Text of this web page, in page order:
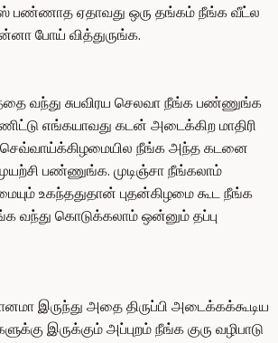
பண்ணாத ஏதாவது ஒரு தங்கம் நீங்க வீட்ல
போய் வித்துருங்க.
வந்து சுபவிரய செலவா நீங்க பண்ணுங்க
எங்கயாவது கடன் அடைக்கிற மாதிரி
செவ்வாய்க்கிழமையில நீங்க அந்த கடனை
பண்ணுங்க. முடிஞ்சா நீங்கலாம்
உகந்ததுதான் புதன்கிழமை கூட நீங்க
வந்து கொடுக்கலாம் ஒன்னும் தப்பு
இருந்து அதை திருப்பி அடைக்கக்கூடிய
இருக்கும் அப்புறம் நீங்க குரு வழிபாடு